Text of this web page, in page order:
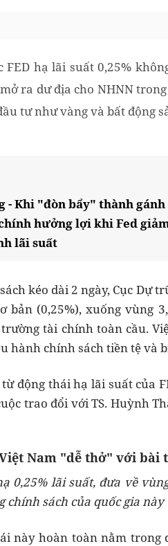
FED hạ lãi suất 0,25%
ra dư địa cho NHNN
tư như vàng và bất động
- Khi "đòn bẩy" thành
hưởng lợi khi Fed
lãi suất
kéo dài 2 ngày, Cục Dự
bản (0,25%), xuống vùng
tài chính toàn cầu.
hành chính sách tiền tệ và
động thái hạ lãi suất của
trao đổi với TS. Huỳnh
Nam "dễ thở" với bài
0,25% lãi suất, đưa về
sách của quốc gia
này hoàn toàn nằm trong